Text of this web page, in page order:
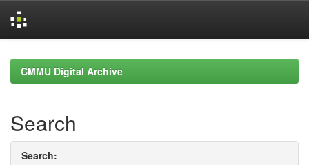
navigationCMMU Digital Archive
Search
Search: